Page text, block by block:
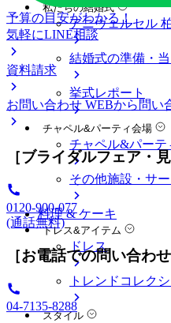
私たちの結婚式
アニヴェルセル
結婚式の準備・
挙式レポート
チャペル&パーティ会場
チャペル&パーテ
その他施設・サ
料理 & ケーキ
ドレス&アイテム
ドレス
トレンドコレク
スタイル
予算の目安がわかる！
気軽にLINE相談
資料請求
お問い合わせ WEBから問い
［ブライダルフェア・
0120-900-077
(通話無料)
［お電話での問い合わせ
04-7135-8288